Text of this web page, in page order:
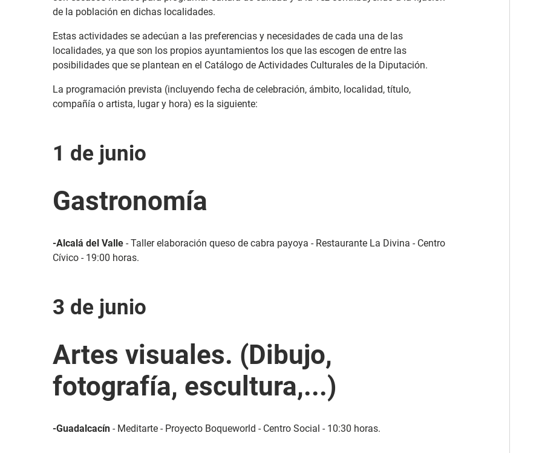
de la población en dichas localidades.
Estas actividades se adecúan a las preferencias y necesidades de cada una de las
localidades, ya que son los propios ayuntamientos los que las escogen de entre las
posibilidades que se plantean en el Catálogo de Actividades Culturales de la Diputación.
La programación prevista (incluyendo fecha de celebración, ámbito, localidad, título,
compañía o artista, lugar y hora) es la siguiente:
1 de junio
Gastronomía
-Alcalá del Valle - Taller elaboración queso de cabra payoya - Restaurante La Divina - Centro
Cívico - 19:00 horas.
3 de junio
Artes visuales. (Dibujo,
fotografía, escultura,...)
-Guadalcacín - Meditarte - Proyecto Boqueworld - Centro Social - 10:30 horas.